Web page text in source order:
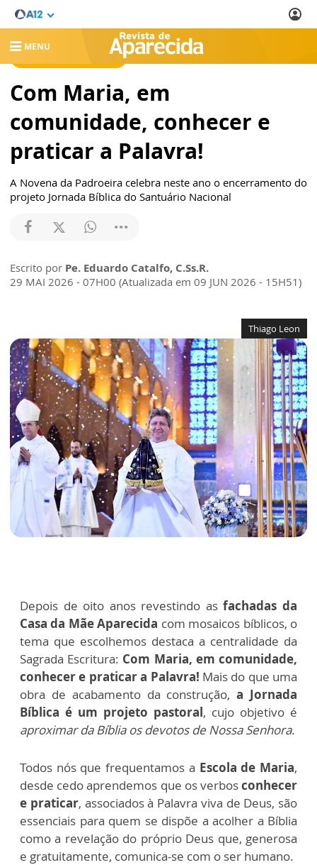
MENU
REVISTA DE APARECIDA
Com Maria, em
comunidade, conhecer e
praticar a Palavra!
A Novena da Padroeira celebra neste ano o encerramento do
projeto Jornada Bíblica do Santuário Nacional
Escrito por Pe. Eduardo Catalfo, C.Ss.R.
29 MAI 2026 - 07H00 (Atualizada em 09 JUN 2026 - 15H51)
Thiago Leon
Depois de oito anos revestindo asfachadas da
Casa da Mãe Aparecida com mosaicos bíblicos, o
tema que escolhemos destaca a centralidade da
Sagrada Escritura: Com Maria, em comunidade,
conhecer e praticar a Palavra! Mais do que uma
obra de acabamento da construção, a Jornada
Bíblica é um projeto pastoral, cujo objetivo é
aproximar da Bíblia os devotos de Nossa Senhora.
Todos nós que frequentamos a Escola de Maria,
desde cedo aprendemos que os verbosconhecer
e praticar, associados à Palavra viva de Deus, são
essenciais para quem se dispõe a acolher a Bíblia
como a revelação do próprio Deus que, generosa
e gratuitamente, comunica-se com o ser humano.